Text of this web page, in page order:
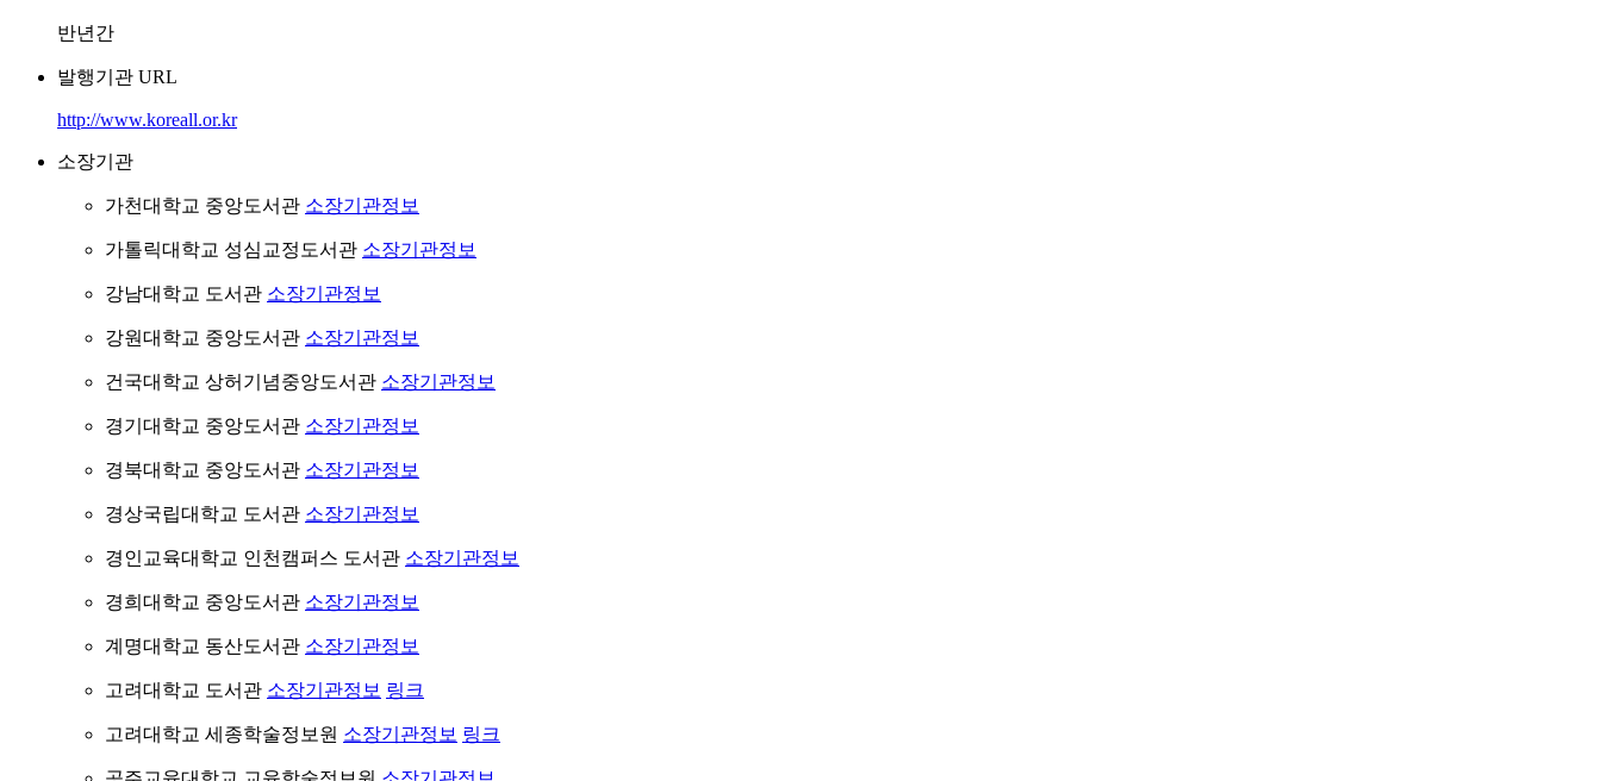
반년간
발행기관 URL
http://www.koreall.or.kr
소장기관
가천대학교 중앙도서관 소장기관정보
가톨릭대학교 성심교정도서관 소장기관정보
강남대학교 도서관 소장기관정보
강원대학교 중앙도서관 소장기관정보
건국대학교 상허기념중앙도서관 소장기관정보
경기대학교 중앙도서관 소장기관정보
경북대학교 중앙도서관 소장기관정보
경상국립대학교 도서관 소장기관정보
경인교육대학교 인천캠퍼스 도서관 소장기관정보
경희대학교 중앙도서관 소장기관정보
계명대학교 동산도서관 소장기관정보
고려대학교 도서관 소장기관정보 링크
고려대학교 세종학술정보원 소장기관정보 링크